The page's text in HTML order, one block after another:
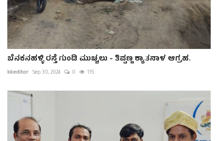
ಬೆನಕನಹಳ್ಳಿ ರಸ್ತೆ ಗುಂಡಿ ಮುಚ್ಚಲು - ತಿಪ್ಪಣ್ಣ ಕ್ಯಾತನಾಳ ಆಗ್ರಹ.
kkeditor Sep 30, 2024 0 115